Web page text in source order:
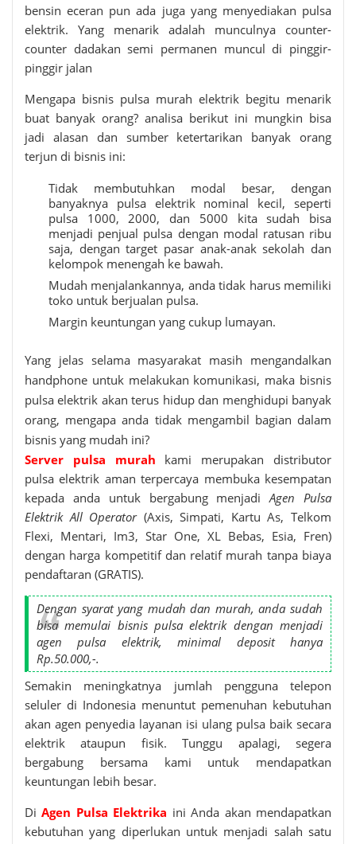
bensin eceran pun ada juga yang menyediakan pulsa
elektrik. Yang menarik adalah munculnya counter-
counter dadakan semi permanen muncul di pinggir-
pinggir jalan
Mengapa bisnis pulsa murah elektrik begitu menarik
buat banyak orang? analisa berikut ini mungkin bisa
jadi alasan dan sumber ketertarikan banyak orang
terjun di bisnis ini:
Tidak membutuhkan modal besar, dengan
banyaknya pulsa elektrik nominal kecil, seperti
pulsa 1000, 2000, dan 5000 kita sudah bisa
menjadi penjual pulsa dengan modal ratusan ribu
saja, dengan target pasar anak-anak sekolah dan
kelompok menengah ke bawah.
Mudah menjalankannya, anda tidak harus memiliki
toko untuk berjualan pulsa.
Margin keuntungan yang cukup lumayan.
Yang jelas selama masyarakat masih mengandalkan
handphone untuk melakukan komunikasi, maka bisnis
pulsa elektrik akan terus hidup dan menghidupi banyak
orang, mengapa anda tidak mengambil bagian dalam
bisnis yang mudah ini?
Server pulsa murah kami merupakan distributor
pulsa elektrik aman terpercaya membuka kesempatan
kepada anda untuk bergabung menjadiAgen Pulsa
Elektrik All Operator(Axis, Simpati, Kartu As, Telkom
Flexi, Mentari, Im3, Star One, XL Bebas, Esia, Fren)
dengan harga kompetitif dan relatif murah tanpa biaya
pendaftaran (GRATIS).
Dengan syarat yang mudah dan murah, anda sudah
bisa memulai bisnis pulsa elektrik dengan menjadi
agen pulsa elektrik, minimal deposit hanya
Rp.50.000,-.
Semakin meningkatnya jumlah pengguna telepon
seluler di Indonesia menuntut pemenuhan kebutuhan
akan agen penyedia layanan isi ulang pulsa baik secara
elektrik ataupun fisik. Tunggu apalagi, segera
bergabung bersama kami untuk mendapatkan
keuntungan lebih besar.
DiAgen Pulsa Elektrika ini Anda akan mendapatkan
kebutuhan yang diperlukan untuk menjadi salah satu